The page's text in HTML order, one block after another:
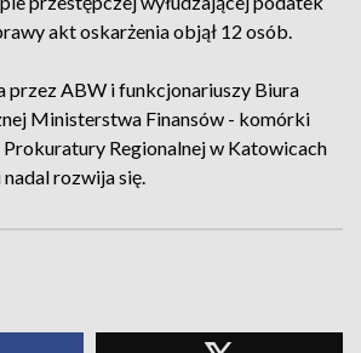
akt oskarżenia objął 12 osób.
przez ABW i funkcjonariuszy Biura
Ministerstwa Finansów - komórki
Prokuratury Regionalnej w Katowicach
rozwija się.